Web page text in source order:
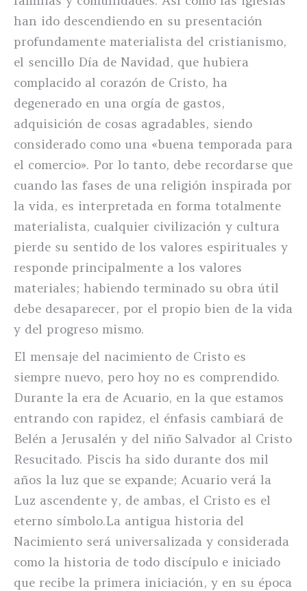
han ido descendiendo en su presentación
profundamente materialista del cristianismo,
el sencillo Día de Navidad, que hubiera
complacido al corazón de Cristo, ha
degenerado en una orgía de gastos,
adquisición de cosas agradables, siendo
considerado como una «buena temporada para
el comercio». Por lo tanto, debe recordarse que
cuando las fases de una religión inspirada por
la vida, es interpretada en forma totalmente
materialista, cualquier civilización y cultura
pierde su sentido de los valores espirituales y
responde principalmente a los valores
materiales; habiendo terminado su obra útil
debe desaparecer, por el propio bien de la vida
y del progreso mismo.
El mensaje del nacimiento de Cristo es
siempre nuevo, pero hoy no es comprendido.
Durante la era de Acuario, en la que estamos
entrando con rapidez, el énfasis cambiará de
Belén a Jerusalén y del niño Salvador al Cristo
Resucitado. Piscis ha sido durante dos mil
años la luz que se expande; Acuario verá la
Luz ascendente y, de ambas, el Cristo es el
eterno símbolo.La antigua historia del
Nacimiento será universalizada y considerada
como la historia de todo discípulo e iniciado
que recibe la primera iniciación, y en su época